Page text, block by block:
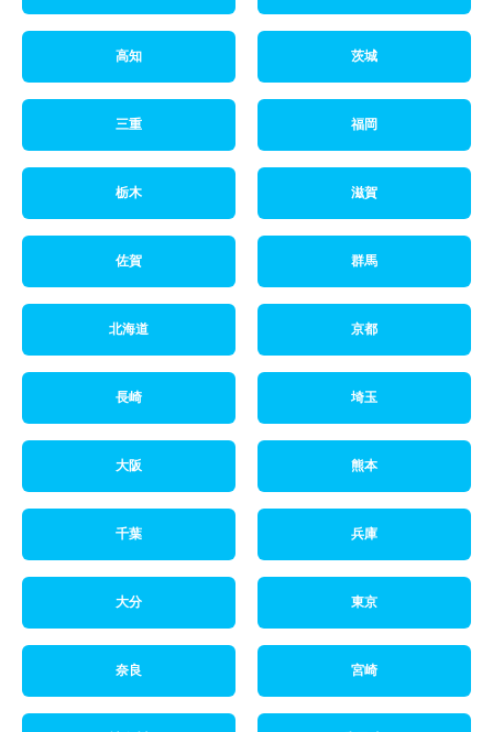
高知 茨城
三重 福岡
栃木 滋賀
佐賀 群馬
北海道 京都
長崎 埼玉
大阪 熊本
千葉 兵庫
大分 東京
奈良 宮崎